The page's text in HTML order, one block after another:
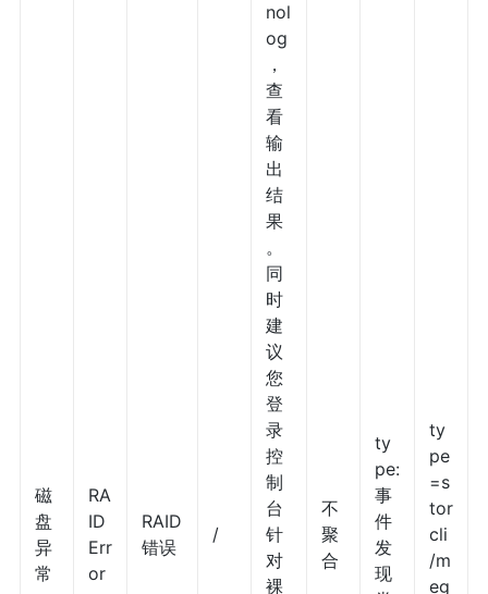
磁
盘
异
常
RA
ID
Err
or
RAID
错误
/
nol
og
，
查
看
输
出
结
果
。
同
时
建
议
您
登
录
控
制
台
针
对
裸
不
聚
合
ty
pe:
事
件
发
现
ty
pe
=s
tor
cli
/m
eg